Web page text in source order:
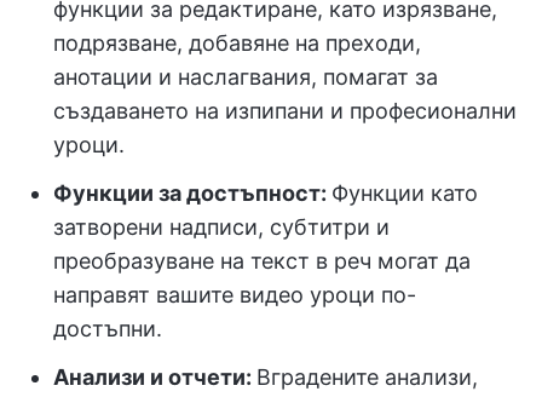
функции за редактиране, като изрязване,
подрязване, добавяне на преходи,
анотации и наслагвания, помагат за
създаването на изпипани и професионални
уроци.
Функции за достъпност: Функции като
затворени надписи, субтитри и
преобразуване на текст в реч могат да
направят вашите видео уроци по-
достъпни.
Анализи и отчети: Вградените анализи,